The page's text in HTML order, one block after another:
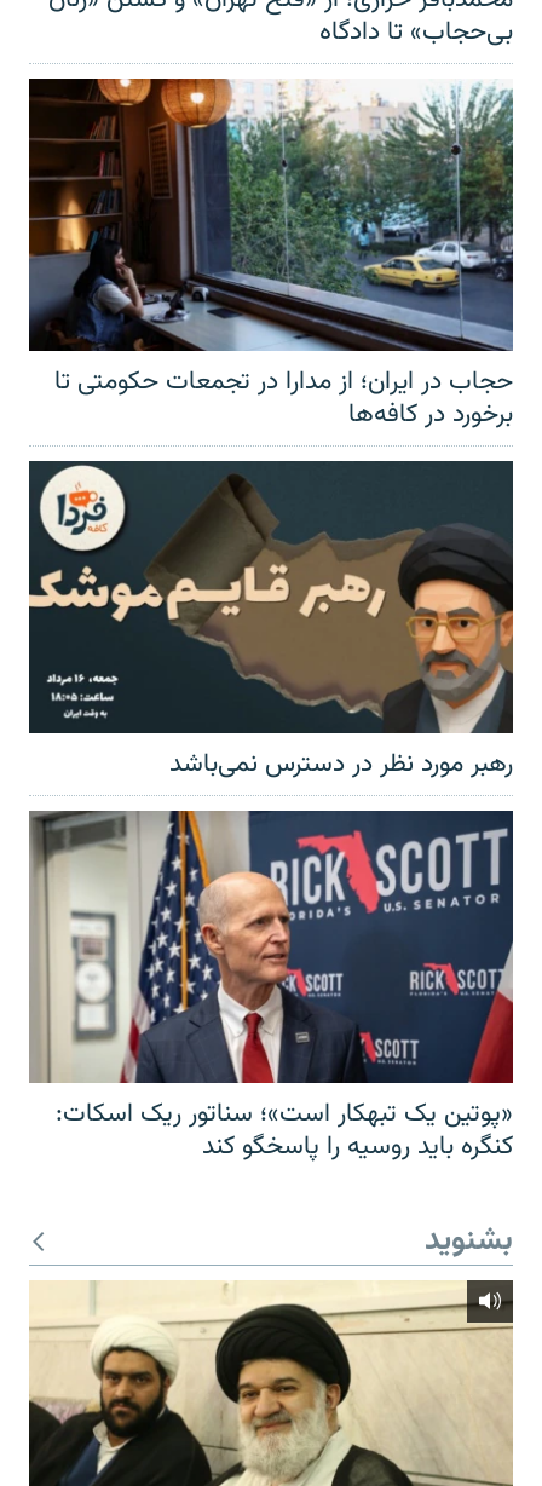
بی‌حجاب» تا دادگاه
حجاب در ایران؛ از مدارا در تجمعات حکومتی تا
برخورد در کافه‌ها
رهبر مورد نظر در دسترس نمی‌باشد
«پوتین یک تبهکار است»؛ سناتور ریک اسکات:
کنگره باید روسیه را پاسخگو کند
بشنوید